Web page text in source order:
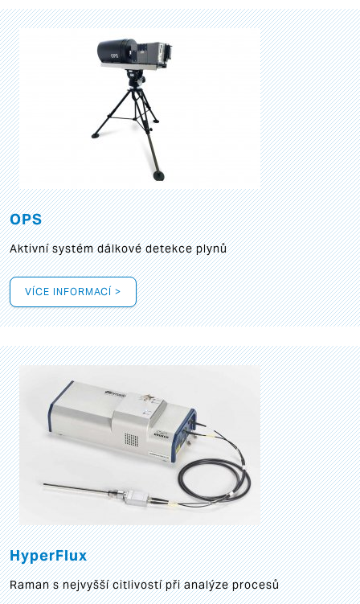
OPS
Aktivní systém dálkové detekce plynů
VÍCE INFORMACÍ >
HyperFlux
Raman s nejvyšší citlivostí při analýze procesů